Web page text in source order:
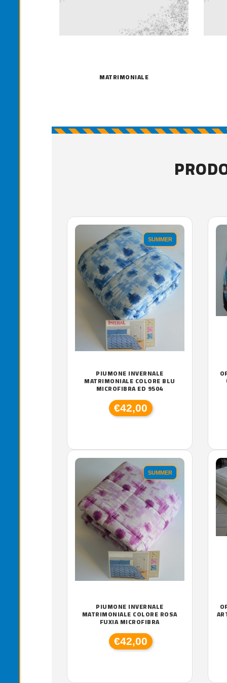
MATRIMONIALE
SUMMER
PIUMONE INVERNALE
MATRIMONIALE COLORE BLU
MICROFIBRA ED 9504
€42,00
SUMMER
PIUMONE INVERNALE
MATRIMONIALE COLORE ROSA
FUXIA MICROFIBRA
€42,00